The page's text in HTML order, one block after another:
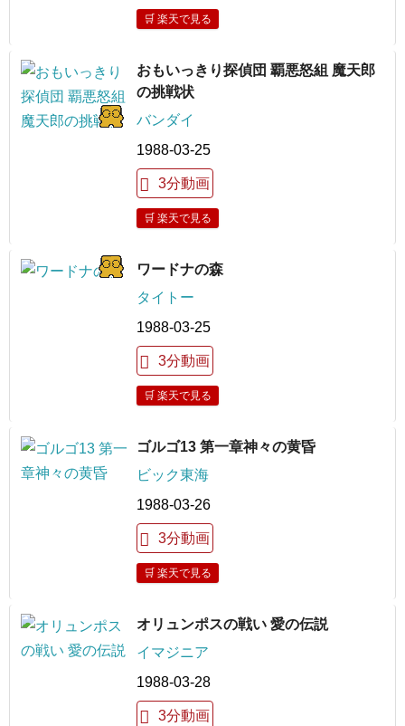
🛒 楽天で見る
おもいっきり探偵団 覇悪怒組 魔天郎
の挑戦状
バンダイ
1988-03-25
3分動画
🛒 楽天で見る
ワードナの森
タイトー
1988-03-25
3分動画
🛒 楽天で見る
ゴルゴ13 第一章神々の黄昏
ビック東海
1988-03-26
3分動画
🛒 楽天で見る
オリュンポスの戦い 愛の伝説
イマジニア
1988-03-28
3分動画